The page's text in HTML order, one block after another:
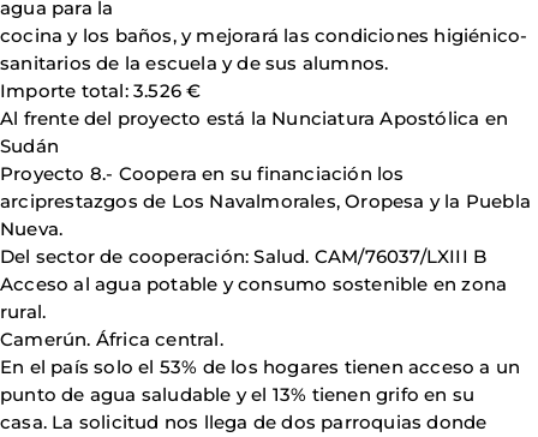
agua para la
cocina y los baños, y mejorará las condiciones higiénico-
sanitarios de la escuela y de sus alumnos.
Importe total: 3.526 €
Al frente del proyecto está la Nunciatura Apostólica en
Sudán
Proyecto 8.- Coopera en su financiación los
arciprestazgos de Los Navalmorales, Oropesa y la Puebla
Nueva.
Del sector de cooperación: Salud. CAM/76037/LXIII B
Acceso al agua potable y consumo sostenible en zona
rural.
Camerún. África central.
En el país solo el 53% de los hogares tienen acceso a un
punto de agua saludable y el 13% tienen grifo en su
casa. La solicitud nos llega de dos parroquias donde